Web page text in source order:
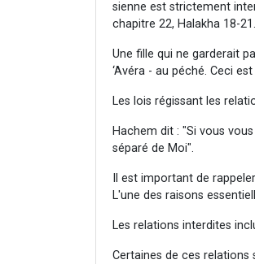
sienne est strictement
chapitre 22, Halakha 18-21.
Une fille qui ne garderait
‘Avéra - au péché. Ceci
Les lois régissant les
Hachem dit : "Si vous
séparé de Moi".
Il est important de
L'une des raisons
Les relations interdites
Certaines de ces relations